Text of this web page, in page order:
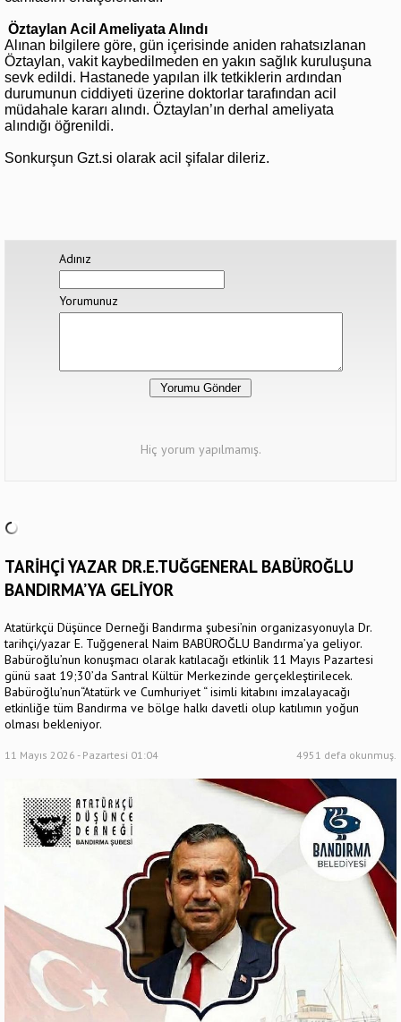
Öztaylan Acil Ameliyata Alındı
Alınan bilgilere göre, gün içerisinde aniden rahatsızlanan
Öztaylan, vakit kaybedilmeden en yakın sağlık kuruluşuna
sevk edildi. Hastanede yapılan ilk tetkiklerin ardından
durumunun ciddiyeti üzerine doktorlar tarafından acil
müdahale kararı alındı. Öztaylan’ın derhal ameliyata
alındığı öğrenildi.
Sonkurşun Gzt.si olarak acil şifalar dileriz.
Adınız
Yorumunuz
Hiç yorum yapılmamış.
TARİHÇİ YAZAR DR.E.TUĞGENERAL BABÜROĞLU
BANDIRMA’YA GELİYOR
Atatürkçü Düşünce Derneği Bandırma şubesi’nin organizasyonuyla Dr.
tarihçi/yazar E. Tuğgeneral Naim BABÜROĞLU Bandırma’ya geliyor.
Babüroğlu’nun konuşmacı olarak katılacağı etkinlik 11 Mayıs Pazartesi
günü saat 19;30’da Santral Kültür Merkezinde gerçekleştirilecek.
Babüroğlu’nun“Atatürk ve Cumhuriyet “ isimli kitabını imzalayacağı
etkinliğe tüm Bandırma ve bölge halkı davetli olup katılımın yoğun
olması bekleniyor.
11 Mayıs 2026 - Pazartesi 01:04 4951 defa okunmuş.